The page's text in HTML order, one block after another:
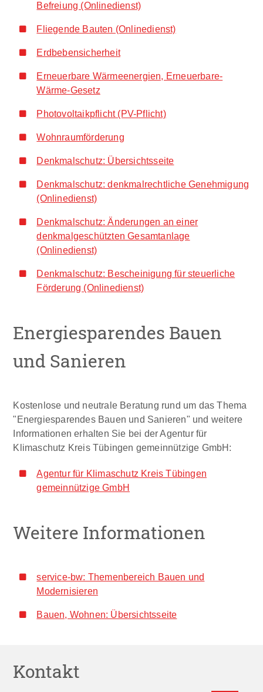
Befreiung (Onlinedienst)
Fliegende Bauten (Onlinedienst)
Erdbebensicherheit
Erneuerbare Wärmeenergien, Erneuerbare-
Wärme-Gesetz
Photovoltaikpflicht (PV-Pflicht)
Wohnraumförderung
Denkmalschutz: Übersichtsseite
Denkmalschutz: denkmalrechtliche Genehmigung
(Onlinedienst)
Denkmalschutz: Änderungen an einer
denkmalgeschützten Gesamtanlage
(Onlinedienst)
Denkmalschutz: Bescheinigung für steuerliche
Förderung (Onlinedienst)
Energiesparendes Bauen
und Sanieren
Kostenlose und neutrale Beratung rund um das Thema
"Energiesparendes Bauen und Sanieren" und weitere
Informationen erhalten Sie bei der Agentur für
Klimaschutz Kreis Tübingen gemeinnützige GmbH:
Agentur für Klimaschutz Kreis Tübingen
gemeinnützige GmbH
Weitere Informationen
service-bw: Themenbereich Bauen und
Modernisieren
Bauen, Wohnen: Übersichtsseite
Kontakt